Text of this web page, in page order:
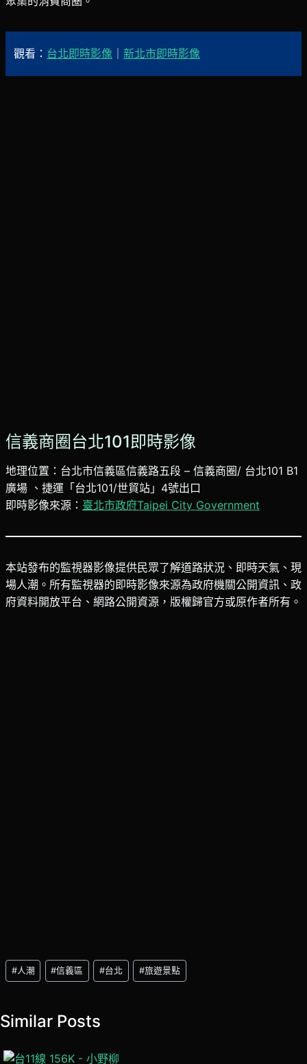
觀看： 台北即時影像 新北市即時影像
信義商圈台北101即時影像
地理位置：台北市信義區信義路五段 – 信義商圈/ 台北101 B1
廣場 、捷運「台北101/世貿站」4號出口
即時影像來源： 臺北市政府Taipei City Government
本站發布的監視器影像提供民眾了解道路狀況、即時天氣、現
場人潮。所有監視器的即時影像來源為政府機關公開資訊、政
府資料開放平台、網路公開資源，版權歸官方或原作者所有。
Post
Tags:
#人潮 #信義區 #台北 #旅遊景點
Similar Posts